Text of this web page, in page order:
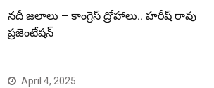
నదీ జలాలు – కాంగ్రెస్ ద్రోహాలు.. హరీష్ రావు
ప్రజెంటేషన్
April 4, 2025